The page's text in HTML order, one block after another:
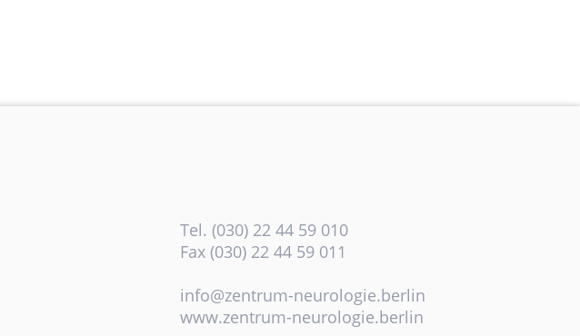
Tel. (030) 22 44 59 010
Fax (030) 22 44 59 011
info@zentrum-neurologie.berlin
www.zentrum-neurologie.berlin